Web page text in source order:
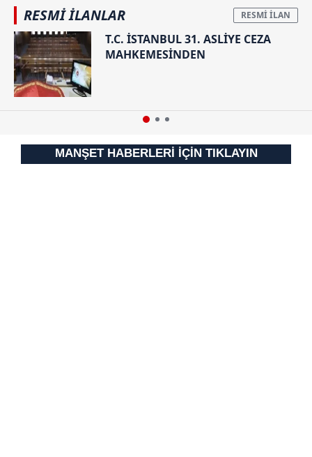
RESMİ İLANLAR
T.C. İSTANBUL 31. ASLİYE CEZA
MAHKEMESİNDEN
MANŞET HABERLERİ İÇİN TIKLAYIN